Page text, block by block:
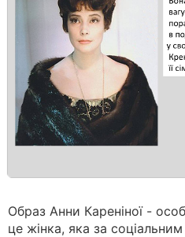
Образ Анни Кареніної -
це жінка, яка за